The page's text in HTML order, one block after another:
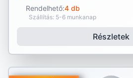
Rendelhető:4 db
Szállítás: 5-6 munkanap
Részletek